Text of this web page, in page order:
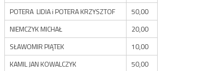
POTERA LIDIA i POTERA KRZYSZTOF
50,00
NIEMCZYK MICHAŁ
20,00
SŁAWOMIR PIĄTEK
10,00
KAMIL JAN KOWALCZYK
50,00